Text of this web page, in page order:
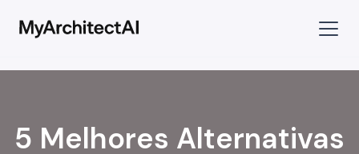
5 Melhores Alternativas